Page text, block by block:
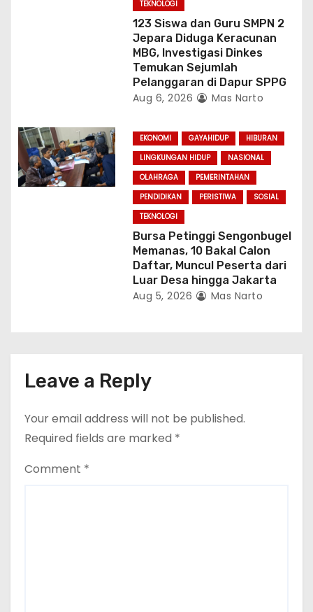
TEKNOLOGI
123 Siswa dan Guru SMPN 2
Jepara Diduga Keracunan
MBG, Investigasi Dinkes
Temukan Sejumlah
Pelanggaran di Dapur SPPG
Aug 6, 2026 Mas Narto
EKONOMI GAYAHIDUP
HIBURAN
LINGKUNGAN HIDUP
NASIONAL
OLAHRAGA
PEMERINTAHAN
PENDIDIKAN
PERISTIWA
SOSIAL
TEKNOLOGI
Bursa Petinggi Sengonbugel
Memanas, 10 Bakal Calon
Daftar, Muncul Peserta dari
Luar Desa hingga Jakarta
Aug 5, 2026 Mas Narto
Leave a Reply
Your email address will not be published.
Required fields are marked *
Comment *